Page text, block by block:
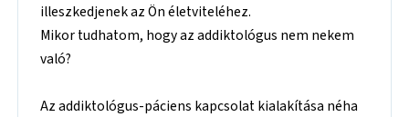
illeszkedjenek az Ön életviteléhez.
Mikor tudhatom, hogy az addiktológus nem nekem
való?
Az addiktológus-páciens kapcsolat kialakítása néha